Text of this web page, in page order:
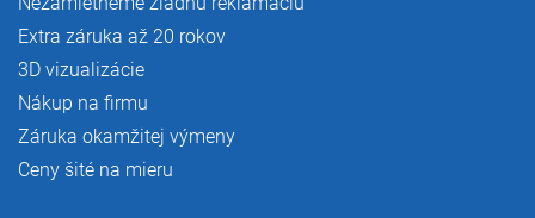
Extra záruka až 20 rokov
3D vizualizácie
Nákup na firmu
Záruka okamžitej výmeny
Ceny šité na mieru